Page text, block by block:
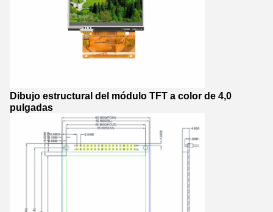
Dibujo estructural del módulo TFT a color de 4,0
pulgadas